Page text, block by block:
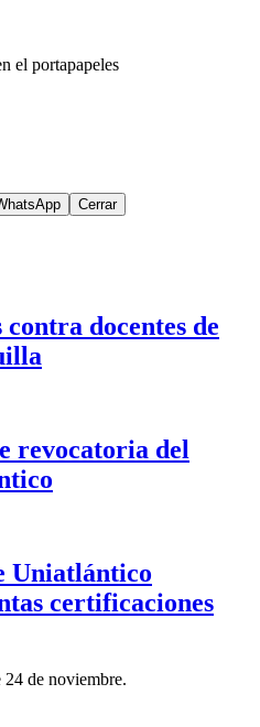
el portapapeles
Cerrar
contra docentes de
revocatoria del
Uniatlántico
certificaciones
24 de noviembre.